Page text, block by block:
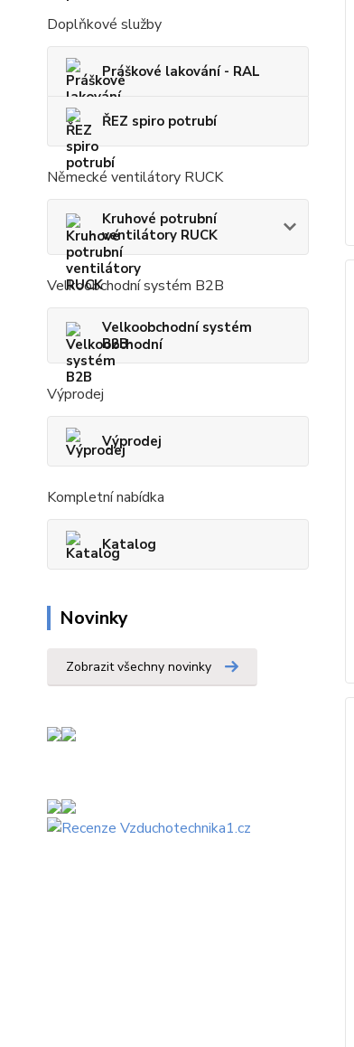
Doplňkové služby
Práškové lakování - RAL
ŘEZ spiro potrubí
Německé ventilátory RUCK
Kruhové potrubní
ventilátory RUCK
Velkoobchodní systém B2B
Velkoobchodní systém
B2B
Výprodej
Výprodej
Kompletní nabídka
Katalog
Novinky
Zobrazit všechny novinky